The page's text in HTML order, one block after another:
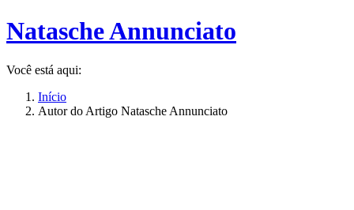
Natasche Annunciato
Você está aqui:
Início
Autor do Artigo Natasche Annunciato